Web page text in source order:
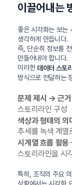
이끌어내는
좋은 시각화는 보는
생각하게 만듭니다.
즉, 단순히 정보를
만들어내야 합니다.
이러한 데이터 스토
방식으로 전달하는
문제 제시 → 근
스토리라인 구성
색상과 형태의 의
추세를 녹색 계열
시계열 흐름 활용
스토리라인을 시
특히, 조직의 주요